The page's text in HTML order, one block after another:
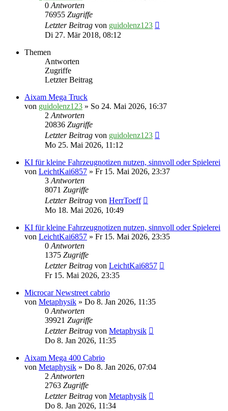
0Antworten
76955 Zugriffe
Letzter Beitrag von guidolenz123
Di 27. Mär 2018, 08:12
Themen
Antworten
Zugriffe
Letzter Beitrag
Aixam Mega Truck
von guidolenz123 » So 24. Mai 2026, 16:37
2Antworten
20836 Zugriffe
Letzter Beitrag von guidolenz123
Mo 25. Mai 2026, 11:12
KI für kleine Fahrzeugnotizen nutzen, sinnvoll oder Spielerei
von LeichtKai6857 » Fr 15. Mai 2026, 23:37
3Antworten
8071 Zugriffe
Letzter Beitrag von HerrToeff
Mo 18. Mai 2026, 10:49
KI für kleine Fahrzeugnotizen nutzen, sinnvoll oder Spielerei
von LeichtKai6857 » Fr 15. Mai 2026, 23:35
0Antworten
1375 Zugriffe
Letzter Beitrag von LeichtKai6857
Fr 15. Mai 2026, 23:35
Microcar Newstreet cabrio
von Metaphysik » Do 8. Jan 2026, 11:35
0Antworten
39921 Zugriffe
Letzter Beitrag von Metaphysik
Do 8. Jan 2026, 11:35
Aixam Mega 400 Cabrio
von Metaphysik » Do 8. Jan 2026, 07:04
2Antworten
2763 Zugriffe
Letzter Beitrag von Metaphysik
Do 8. Jan 2026, 11:34